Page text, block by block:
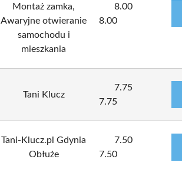
Montaż zamka,
Awaryjne otwieranie
samochodu i
mieszkania
8.00
8.00
Tani Klucz
7.75
7.75
Tani-Klucz.pl Gdynia
Obłuże
7.50
7.50